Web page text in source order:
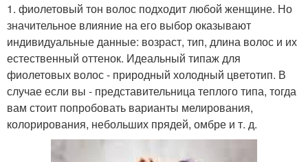
1. фиолетовый тон волос подходит любой женщине. Но
значительное влияние на его выбор оказывают
индивидуальные данные: возраст, тип, длина волос и их
естественный оттенок. Идеальный типаж для
фиолетовых волос - природный холодный цветотип. В
случае если вы - представительница теплого типа, тогда
вам стоит попробовать варианты мелирования,
колорирования, небольших прядей, омбре и т. д.